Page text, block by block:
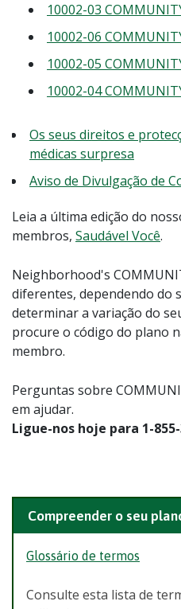
10002-03
10002-06
10002-05
10002-04
Os seus direitos e
médicas surpresa
Aviso de Divulgação de
Leia a última edição do
membros, Saudável Você.
Neighborhood's
diferentes, dependendo do
determinar a variação do
procure o código do plano
membro.
Perguntas sobre
em ajudar.
Ligue-nos hoje para 1-855-
Compreender o seu
Glossário de termos
Consulte esta lista de